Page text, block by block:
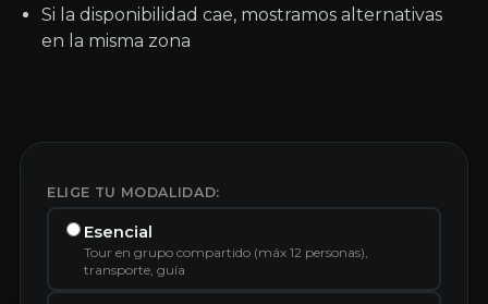
Si la disponibilidad cae, mostramos alternativas
en la misma zona
ELIGE TU MODALIDAD:
Esencial
Tour en grupo compartido (máx 12 personas),
transporte, guía